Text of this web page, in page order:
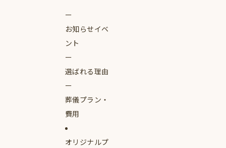
お知らせイベ
ント
選ばれる理由
葬儀プラン・
費用
オリジナルプ